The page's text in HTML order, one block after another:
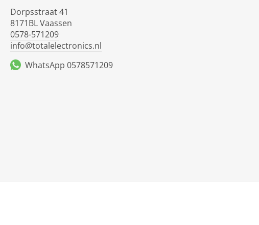
Dorpsstraat 41
8171BL Vaassen
0578-571209
info@totalelectronics.nl
WhatsApp 0578571209